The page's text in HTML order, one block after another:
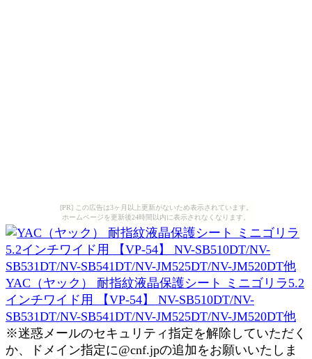
[PR] この広告は3ヶ月以上更新がないため表示されています。
ホームページを更新後24時間以内に表示されなくなります。
YAC（ヤック） 耐指紋液晶保護シート ミニゴリラ5.2
インチワイド用 【VP-54】 NV-SB510DT/NV-
SB531DT/NV-SB541DT/NV-JM525DT/NV-JM520DT他
※迷惑メールのセキュリティ指定を解除していただく
か、ドメイン指定に@cnf.jpの追加をお願いいたしま